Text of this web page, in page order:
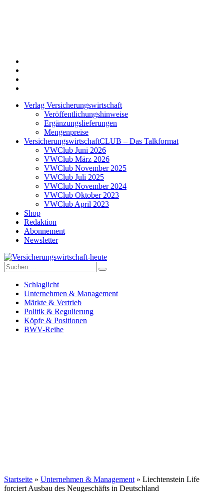
Verlag Versicherungswirtschaft
Veröffentlichungshinweise
Ergänzungslieferungen
Mengenpreise
VersicherungswirtschaftCLUB – Das Talkformat
VWClub Juni 2026
VWClub März 2026
VWClub November 2025
VWClub Juli 2025
VWClub November 2024
VWClub Oktober 2023
VWClub April 2023
Shop
Redaktion
Abonnement
Newsletter
Versicherungswirtschaft-heute
Suche
nach:
Schlaglicht
Unternehmen & Management
Märkte & Vertrieb
Politik & Regulierung
Köpfe & Positionen
BWV-Reihe
Startseite » Unternehmen & Management » Liechtenstein Life
forciert Ausbau des Neugeschäfts in Deutschland